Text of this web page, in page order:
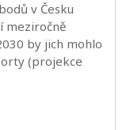
v Česku
meziročně
by jich mohlo
(projekce